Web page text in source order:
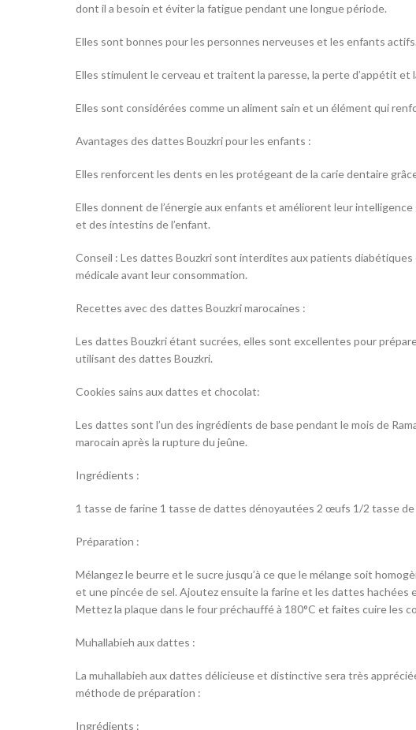
dont il a besoin et éviter la fatigue pendant une longue période.
Elles sont bonnes pour les personnes nerveuses et les enfants actifs.
Elles stimulent le cerveau et traitent la paresse, la perte d’appétit
Elles sont considérées comme un aliment sain et un élément qui
Avantages des dattes Bouzkri pour les enfants :
Elles renforcent les dents en les protégeant de la carie dentaire
Elles donnent de l’énergie aux enfants et améliorent leur
et des intestins de l’enfant.
Conseil : Les dattes Bouzkri sont interdites aux patients
médicale avant leur consommation.
Recettes avec des dattes Bouzkri marocaines :
Les dattes Bouzkri étant sucrées, elles sont excellentes pour
utilisant des dattes Bouzkri.
Cookies sains aux dattes et chocolat:
Les dattes sont l’un des ingrédients de base pendant le mois de
marocain après la rupture du jeûne.
Ingrédients :
1 tasse de farine 1 tasse de dattes dénoyautées 2 œufs 1/2 tasse
Préparation :
Mélangez le beurre et le sucre jusqu’à ce que le mélange soit
et une pincée de sel. Ajoutez ensuite la farine et les dattes hachées
Mettez la plaque dans le four préchauffé à 180°C et faites cuire les
Muhallabieh aux dattes :
La muhallabieh aux dattes délicieuse et distinctive sera très
méthode de préparation :
Ingrédients :